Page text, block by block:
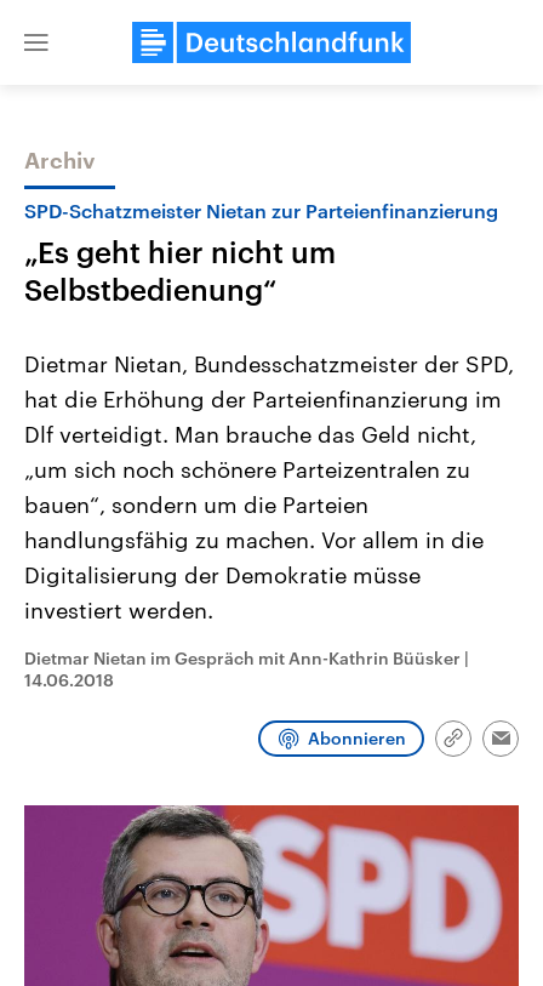
Close
Themen
Landtagswahl Sachsen-Anhalt
2026
Alle Informationen
Sachsen-Anhalt wählt am 6.
September 2026 einen neuen
Landtag. Seit 2021 wird das
Bundesland von einer Koalition aus
CDU, SPD und FDP regiert.-
Umfragen, Prognosen,
Wahlprogramme, aktuelle Berichte
und Hintergründe zu den Parteien
Wahl.
USA
Aktuelle Beiträge,
Hintergründe
Wirtschaftlich und
gehören die Vereinigten
den mächtigsten Ländern
mit großem Einfluss auf
Sendungen Programm
Audio-Archiv
Archiv
SPD-Schatzmeister Nietan zur Parteienfinanzierung
„Es geht hier nicht um
Selbstbedienung“
Dietmar Nietan, Bundesschatzmeister der SPD,
hat die Erhöhung der Parteienfinanzierung im
Dlf verteidigt. Man brauche das Geld nicht,
„um sich noch schönere Parteizentralen zu
bauen“, sondern um die Parteien
handlungsfähig zu machen. Vor allem in die
Digitalisierung der Demokratie müsse
investiert werden.
Dietmar Nietan im Gespräch mit Ann-Kathrin Büüsker |
14.06.2018
Abonnieren
Link